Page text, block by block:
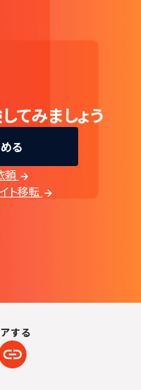
てみましょう
る
頼
ト移転
する